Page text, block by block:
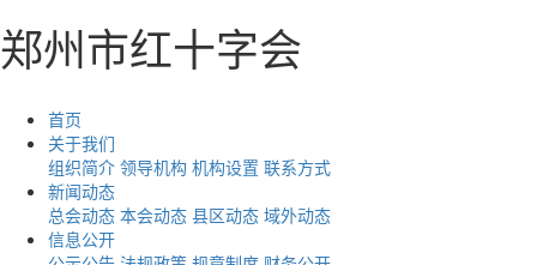
郑州市红十字会
首页
关于我们
组织简介 领导机构 机构设置 联系方式
新闻动态
总会动态 本会动态 县区动态 域外动态
信息公开